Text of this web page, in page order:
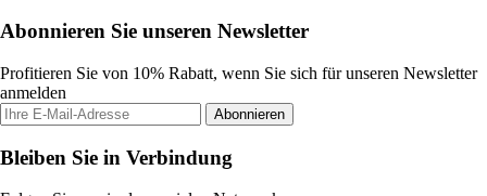
Abonnieren Sie unseren Newsletter
Profitieren Sie von 10% Rabatt, wenn Sie sich für unseren Newsletter
anmelden
Abonnieren
Bleiben Sie in Verbindung